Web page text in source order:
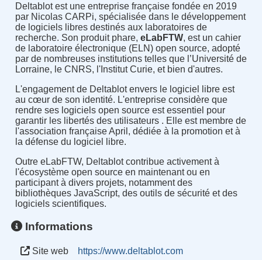
Deltablot est une entreprise française fondée en 2019
par Nicolas CARPi, spécialisée dans le développement
de logiciels libres destinés aux laboratoires de
recherche. Son produit phare, eLabFTW, est un cahier
de laboratoire électronique (ELN) open source, adopté
par de nombreuses institutions telles que l’Université de
Lorraine, le CNRS, l'Institut Curie, et bien d'autres.
L'engagement de Deltablot envers le logiciel libre est
au cœur de son identité. L'entreprise considère que
rendre ses logiciels open source est essentiel pour
garantir les libertés des utilisateurs. Elle est membre de
l'association française April, dédiée à la promotion et à
la défense du logiciel libre.
Outre eLabFTW, Deltablot contribue activement à
l'écosystème open source en maintenant ou en
participant à divers projets, notamment des
bibliothèques JavaScript, des outils de sécurité et des
logiciels scientifiques.
Informations
Site web
https://www.deltablot.com